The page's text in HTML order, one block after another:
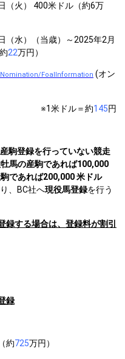
（火） 400米ドル（約6万
（水）（当歳）～2025年2月
22万円）
FoalInformation (オン
※1米ドル＝約145円
産駒登録を行っていない競走
牡馬の産駒であれば100,000
であれば200,000 米ドル
、BC社へ現役馬登録を行う
する場合は、登録料が割引
録
約725万円）